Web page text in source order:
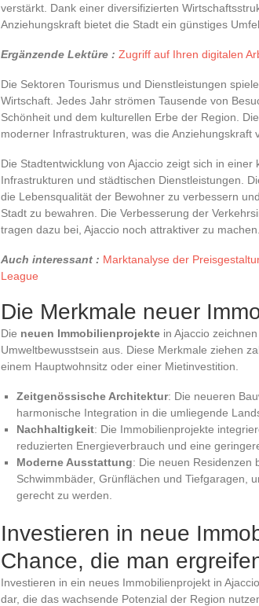
verstärkt. Dank einer diversifizierten
Anziehungskraft bietet die Stadt ein günstiges
Ergänzende Lektüre : Zugriff auf Ihren digitalen
Die Sektoren Tourismus und Dienstleistungen
Wirtschaft. Jedes Jahr strömen Tausende von
Schönheit und dem kulturellen Erbe der Region.
moderner Infrastrukturen, was die Anziehungskraft
Die Stadtentwicklung von Ajaccio zeigt sich in
Infrastrukturen und städtischen Dienstleistungen.
die Lebensqualität der Bewohner zu verbessern
Stadt zu bewahren. Die Verbesserung der
tragen dazu bei, Ajaccio noch attraktiver zu machen.
Auch interessant : Marktanalyse der
League
Die Merkmale neuer
Die neuen Immobilienprojekte in Ajaccio
Umweltbewusstsein aus. Diese Merkmale ziehen
einem Hauptwohnsitz oder einer Mietinvestition.
Zeitgenössische Architektur: Die neueren
harmonische Integration in die umliegende
Nachhaltigkeit: Die Immobilienprojekte
reduzierten Energieverbrauch und eine
Moderne Ausstattung: Die neuen Residenzen
Schwimmbäder, Grünflächen und Tiefgaragen,
gerecht zu werden.
Investieren in neue
Chance, die man
Investieren in ein neues Immobilienprojekt in
dar, die das wachsende Potenzial der Region